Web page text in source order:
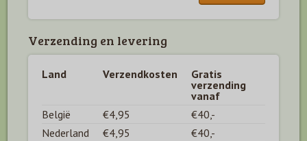
Verzending en levering
Land Verzendkosten
Gratis
verzending
vanaf
België
€4,95
€40,-
Nederland
€4,95
€40,-